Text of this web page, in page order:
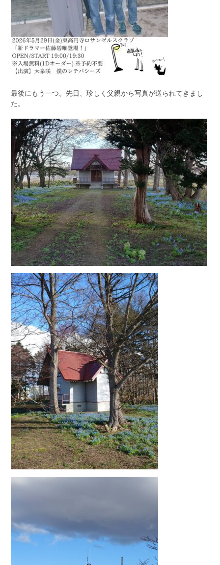
最後にもう一つ。先日、珍しく父親から写真が送られてきまし
た。